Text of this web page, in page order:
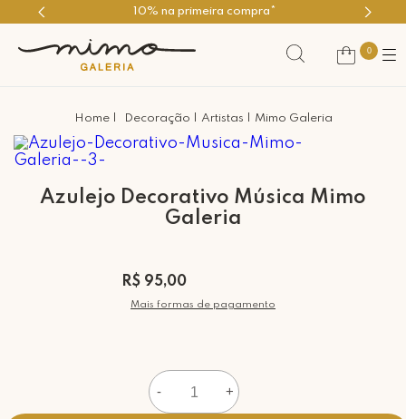
10% na primeira compra*
0
Decoração Artistas Mimo Galeria
Azulejo Decorativo Música Mimo
Galeria
R$ 95,00
Mais formas de pagamento
- +